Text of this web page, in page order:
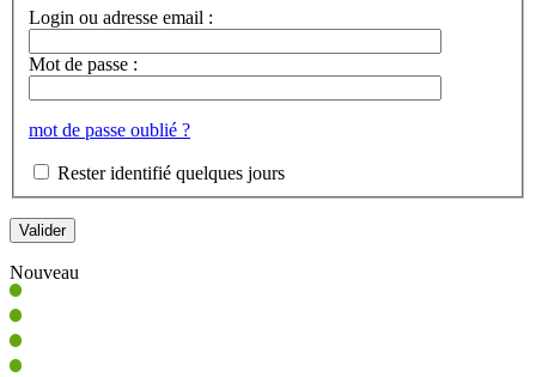
Login ou adresse email :
Mot de passe :
mot de passe oublié ?
Rester identifié quelques jours
Nouveau